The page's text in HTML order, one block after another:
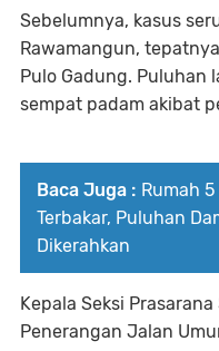
Sebelumnya, kasus
Rawamangun,
Pulo Gadung. Puluhan
sempat padam akibat
Baca Juga : Rumah
Terbakar, Puluhan
Dikerahkan
Kepala Seksi
Penerangan Jalan